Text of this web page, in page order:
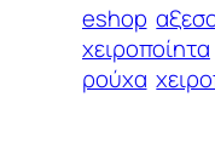
eshop
χειροποίητα
ρούχα